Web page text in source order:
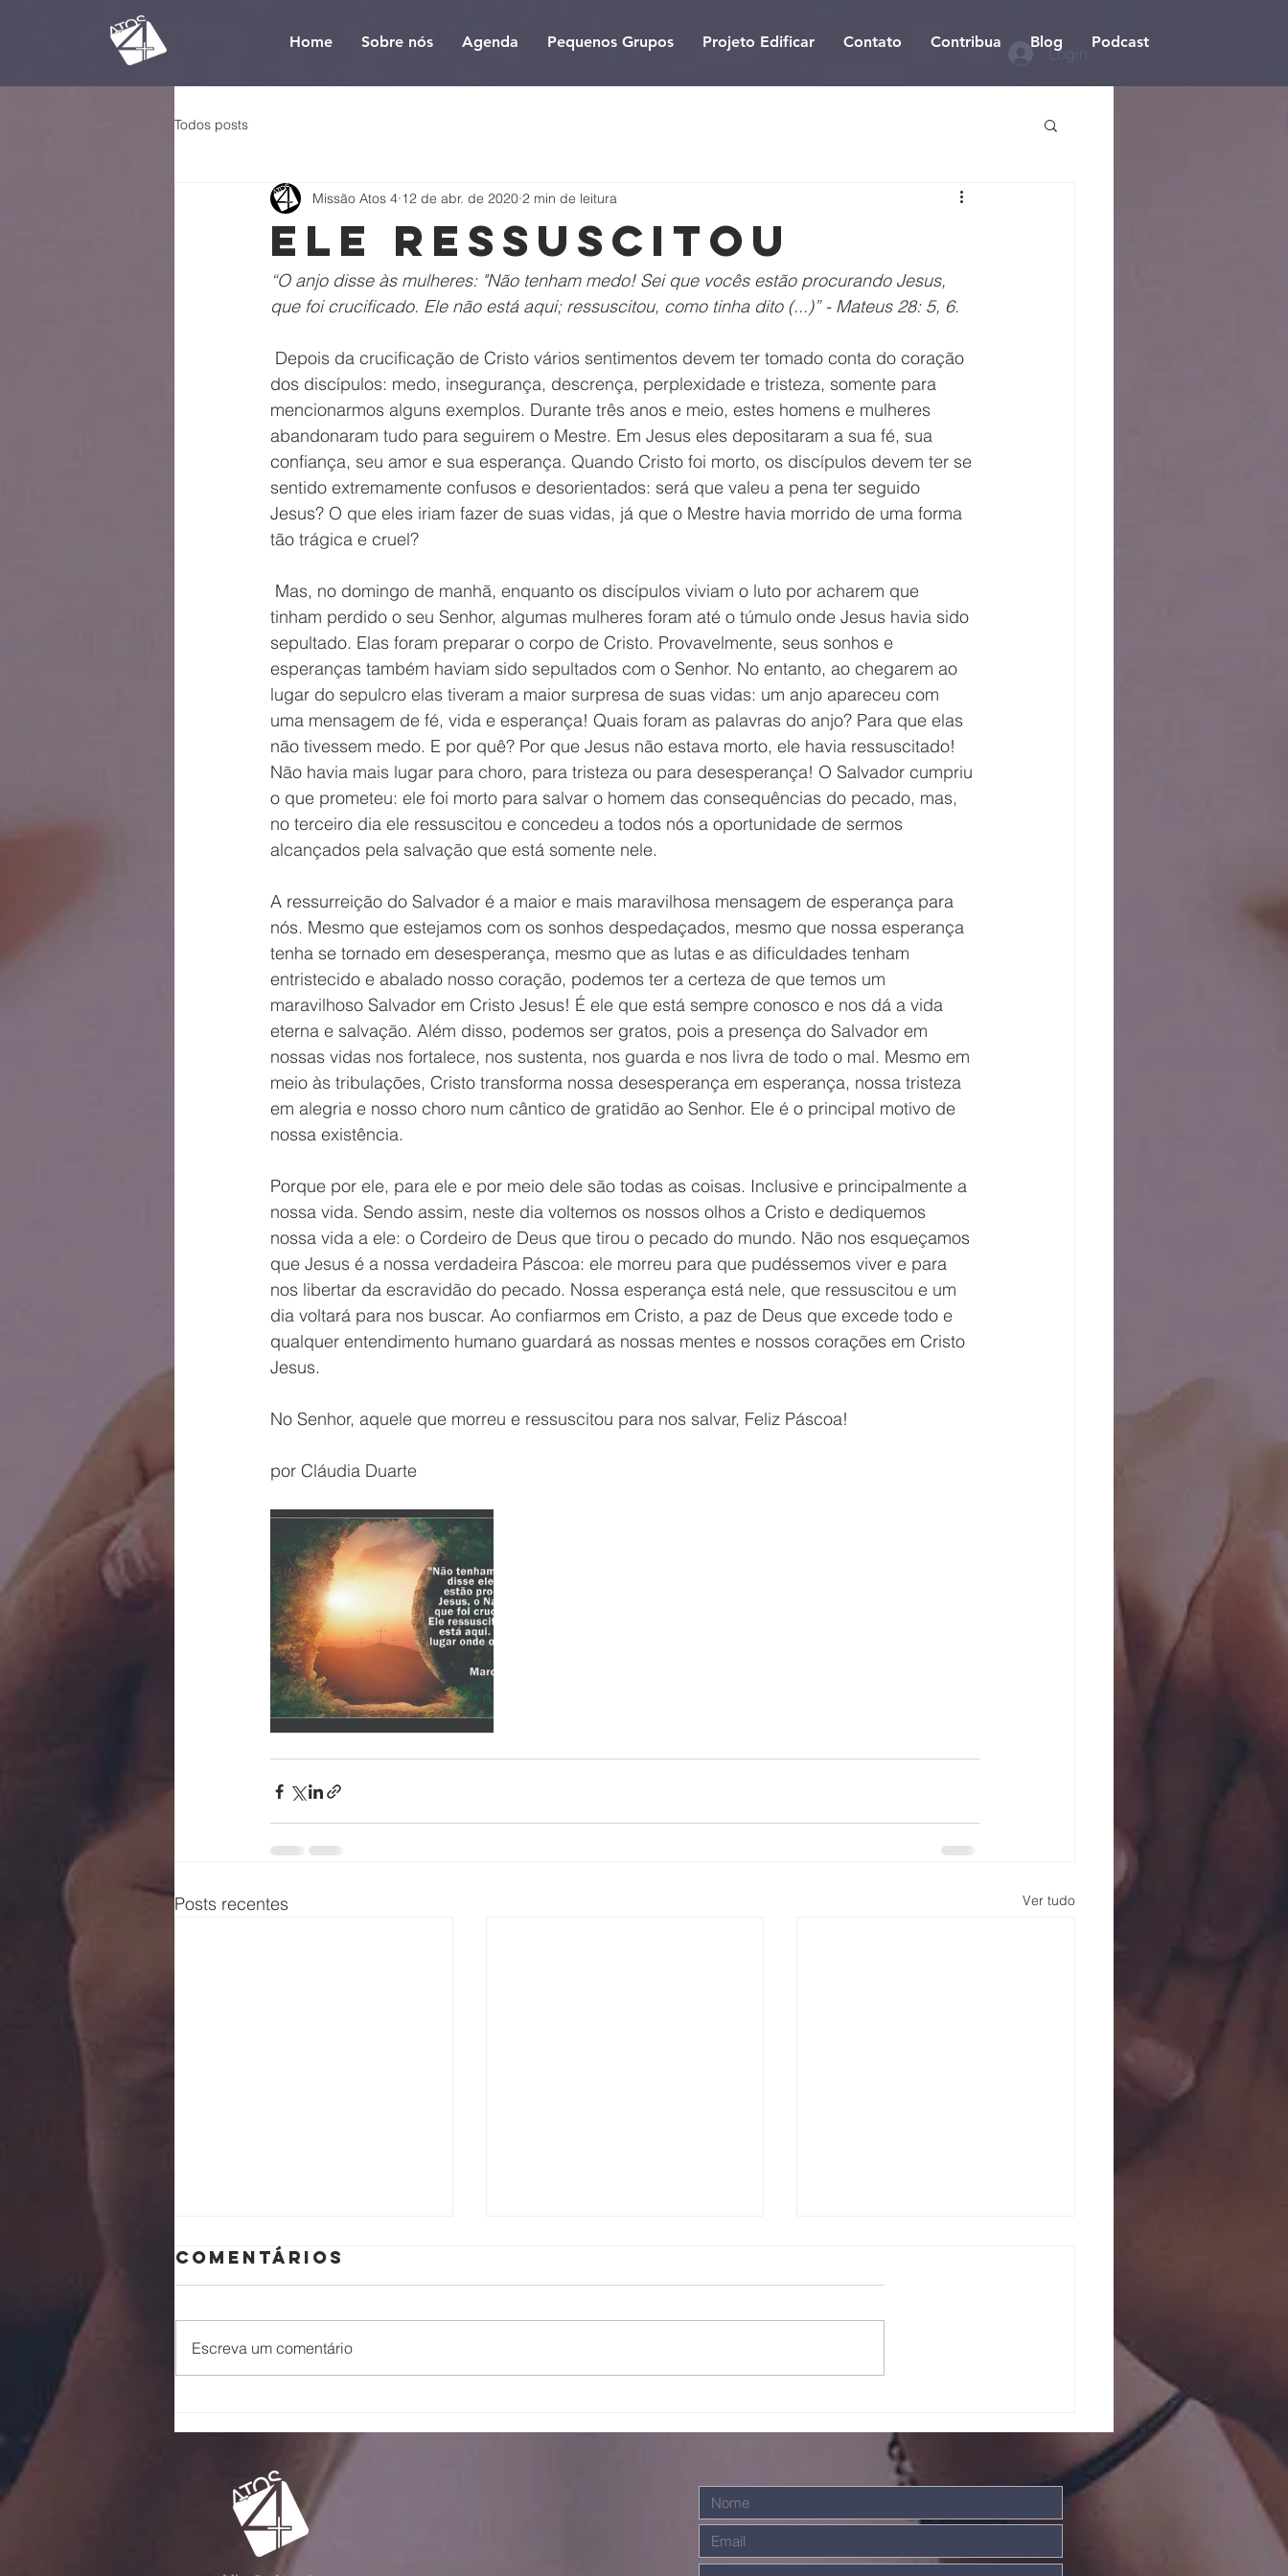
Home Sobre nós Agenda Pequenos Grupos Projeto Edificar Contato Contribua Blog Podcast
Login
Todos posts
Ele ressuscitou
Missão Atos 4 12 de abr. de 2020 2 min de leitura
“O anjo disse às mulheres: "Não tenham medo! Sei que vocês estão procurando Jesus,
que foi crucificado. Ele não está aqui; ressuscitou, como tinha dito (...)” - Mateus 28: 5, 6.
dos discípulos: medo, insegurança, descrença, perplexidade e tristeza, somente para
mencionarmos alguns exemplos. Durante três anos e meio, estes homens e mulheres
abandonaram tudo para seguirem o Mestre. Em Jesus eles depositaram a sua fé, sua
confiança, seu amor e sua esperança. Quando Cristo foi morto, os discípulos devem ter se
sentido extremamente confusos e desorientados: será que valeu a pena ter seguido
Jesus? O que eles iriam fazer de suas vidas, já que o Mestre havia morrido de uma forma
tão trágica e cruel?
tinham perdido o seu Senhor, algumas mulheres foram até o túmulo onde Jesus havia sido
sepultado. Elas foram preparar o corpo de Cristo. Provavelmente, seus sonhos e
esperanças também haviam sido sepultados com o Senhor. No entanto, ao chegarem ao
lugar do sepulcro elas tiveram a maior surpresa de suas vidas: um anjo apareceu com
uma mensagem de fé, vida e esperança! Quais foram as palavras do anjo? Para que elas
não tivessem medo. E por quê? Por que Jesus não estava morto, ele havia ressuscitado!
Não havia mais lugar para choro, para tristeza ou para desesperança! O Salvador cumpriu
o que prometeu: ele foi morto para salvar o homem das consequências do pecado, mas,
no terceiro dia ele ressuscitou e concedeu a todos nós a oportunidade de sermos
alcançados pela salvação que está somente nele.
A ressurreição do Salvador é a maior e mais maravilhosa mensagem de esperança para
nós. Mesmo que estejamos com os sonhos despedaçados, mesmo que nossa esperança
tenha se tornado em desesperança, mesmo que as lutas e as dificuldades tenham
entristecido e abalado nosso coração, podemos ter a certeza de que temos um
maravilhoso Salvador em Cristo Jesus! É ele que está sempre conosco e nos dá a vida
eterna e salvação. Além disso, podemos ser gratos, pois a presença do Salvador em
nossas vidas nos fortalece, nos sustenta, nos guarda e nos livra de todo o mal. Mesmo em
meio às tribulações, Cristo transforma nossa desesperança em esperança, nossa tristeza
em alegria e nosso choro num cântico de gratidão ao Senhor. Ele é o principal motivo de
nossa existência.
Porque por ele, para ele e por meio dele são todas as coisas. Inclusive e principalmente a
nossa vida. Sendo assim, neste dia voltemos os nossos olhos a Cristo e dediquemos
nossa vida a ele: o Cordeiro de Deus que tirou o pecado do mundo. Não nos esqueçamos
que Jesus é a nossa verdadeira Páscoa: ele morreu para que pudéssemos viver e para
nos libertar da escravidão do pecado. Nossa esperança está nele, que ressuscitou e um
dia voltará para nos buscar. Ao confiarmos em Cristo, a paz de Deus que excede todo e
qualquer entendimento humano guardará as nossas mentes e nossos corações em Cristo
Jesus.
No Senhor, aquele que morreu e ressuscitou para nos salvar, Feliz Páscoa!
por Cláudia Duarte
Posts recentes Ver tudo
Pai
galhos
mais fortes
Comentários
Escreva um comentário